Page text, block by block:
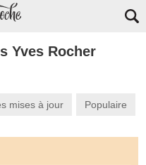
Yves Rocher
mises à jour Populaire